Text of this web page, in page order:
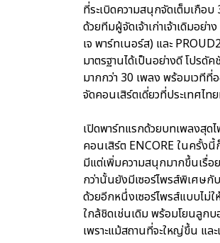
ที่ระเบิดความสนุกจัดเต็มเกือ
ด้วยทีมผู้จัดเจ้าเก่าเจ้าเดิมอย่
เจ พาร์ทเนอร์ส) และ
มาตรฐานได้เป็นอย่างดี โปร
มากกว่า 30 เพลง พร้อมเวทีที่
จัดคอนเสิร์ตเดี่ยวที่ประเทศไ
เปิดพาร์ทแรกด้วยบทเพลงสุดไ
คอนเสิร์ต ENCORE ในครั้ง
มีแต่เพิ่มความสนุกมากขึ้นเรื่
กว่านั้นยังมีเซอร์ไพรส์พิเศษกั
ด้วยอีกหนึ่งเซอร์ไพรส์แบบไม่
ใกล้ชิดเช่นเดิม พร้อมโยนลูก
เพราะแม้สถานที่จะใหญ่ขึ้น แ